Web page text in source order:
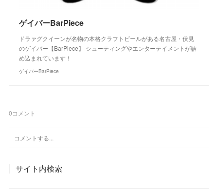
ゲイバーBarPiece
ドラァグクイーンが名物の本格クラフトビールがある名古屋・伏見
のゲイバー【BarPiece】 シューティングやエンターテイメントが詰
め込まれています！
ゲイバーBarPiece
0コメント
サイト内検索